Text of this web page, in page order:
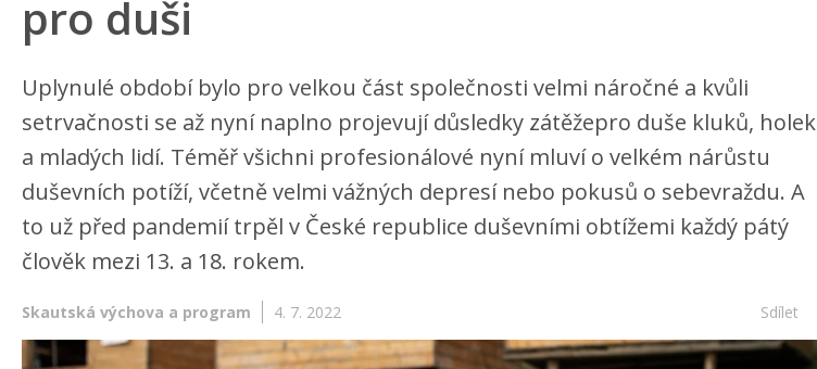
pro duši
Uplynulé období bylo pro velkou část společnosti velmi náročné a kvůli
setrvačnosti se až nyní naplno projevují důsledky zátěžepro duše kluků, holek
a mladých lidí. Téměř všichni profesionálové nyní mluví o velkém nárůstu
duševních potíží, včetně velmi vážných depresí nebo pokusů o sebevraždu. A
to už před pandemií trpěl v České republice duševními obtížemi každý pátý
člověk mezi 13. a 18. rokem.
Skautská výchova a program 4. 7. 2022 Sdílet